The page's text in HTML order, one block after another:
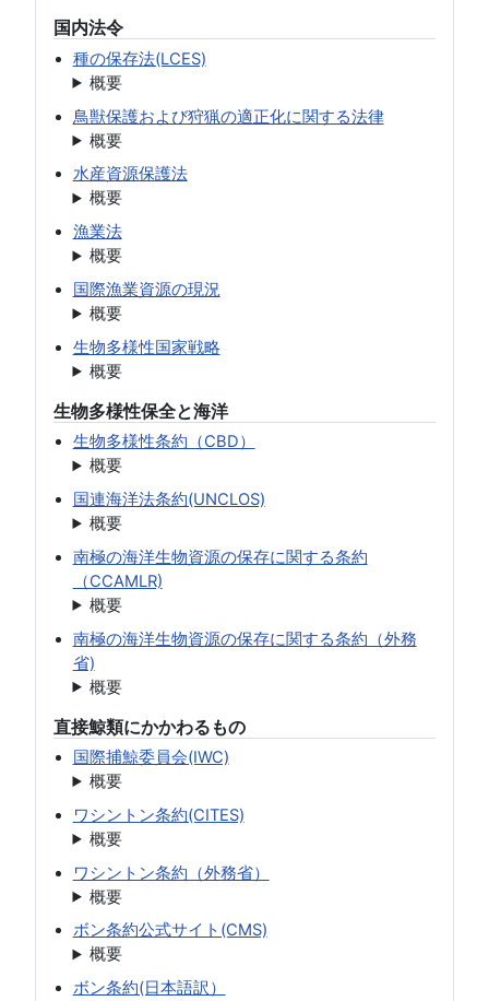
国内法令
種の保存法(LCES)
概要
鳥獣保護および狩猟の適正化に関する法律
概要
水産資源保護法
概要
漁業法
概要
国際漁業資源の現況
概要
生物多様性国家戦略
概要
生物多様性保全と海洋
生物多様性条約（CBD）
概要
国連海洋法条約(UNCLOS)
概要
南極の海洋生物資源の保存に関する条約
（CCAMLR)
概要
南極の海洋生物資源の保存に関する条約（外務
省)
概要
直接鯨類にかかわるもの
国際捕鯨委員会(IWC)
概要
ワシントン条約(CITES)
概要
ワシントン条約（外務省）
概要
ボン条約公式サイト(CMS)
概要
ボン条約(日本語訳）